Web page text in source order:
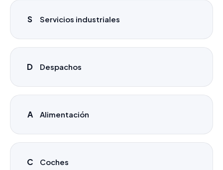
S Servicios industriales
D Despachos
A Alimentación
C Coches